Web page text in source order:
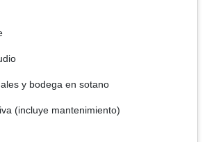
y bodega en sotano
(incluye mantenimiento)